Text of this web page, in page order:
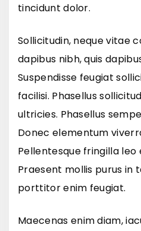
tincidunt dolor.
Sollicitudin, neque vitae
dapibus nibh, quis
Suspendisse feugiat
facilisi. Phasellus
ultricies. Phasellus
Donec elementum
Pellentesque fringilla leo
Praesent mollis purus in
porttitor enim feugiat.
Maecenas enim diam,